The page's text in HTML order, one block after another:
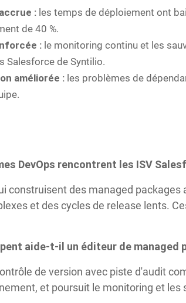
:les temps de déploiement ont
de 40 %.
:le monitoring continu et les
Salesforce de Syntilio.
améliorée :les problèmes de
DevOps rencontrent les ISV
construisent des managed
et des cycles de release lents.
aide-t-il un éditeur de managed
de version avec piste d'audit
et poursuit le monitoring et les